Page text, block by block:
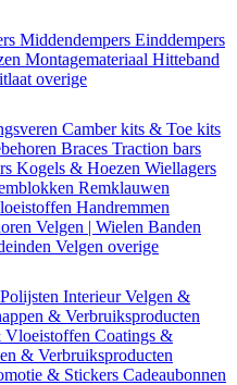
Middendempers Einddempers
Montagemateriaal Hitteband
overige
Camber kits & Toe kits
Braces Traction bars
Kogels & Hoezen Wiellagers
Remklauwen
Handremmen
Velgen | Wielen Banden
Velgen overige
InterieurVelgen &
& Verbruiksproducten
Vloeistoffen Coatings &
& Verbruiksproducten
& Stickers Cadeaubonnen